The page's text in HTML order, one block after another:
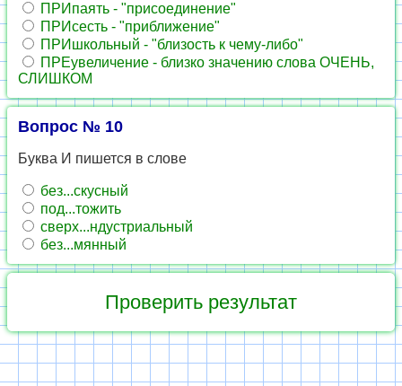
ПРИпаять - "присоединение"
ПРИсесть - "приближение"
ПРИшкольный - "близость к чему-либо"
ПРЕувеличение - близко значению слова ОЧЕНЬ,
СЛИШКОМ
Вопрос № 10
Буква И пишется в слове
без...скусный
под...тожить
сверх...ндустриальный
без...мянный